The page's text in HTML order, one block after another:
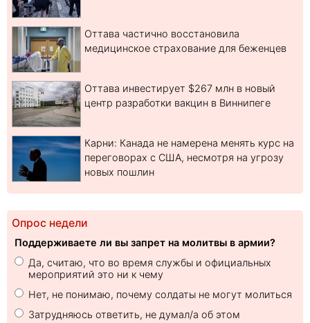
Оттава частично восстановила
медицинское страхование для беженцев
Оттава инвестирует $267 млн в новый
центр разработки вакцин в Виннипеге
Карни: Канада не намерена менять курс на
переговорах с США, несмотря на угрозу
новых пошлин
Опрос недели
Поддерживаете ли вы запрет на молитвы в армии?
Да, считаю, что во время службы и официальных
мероприятий это ни к чему
Нет, не понимаю, почему солдаты не могут молиться
Затрудняюсь ответить, не думал/а об этом